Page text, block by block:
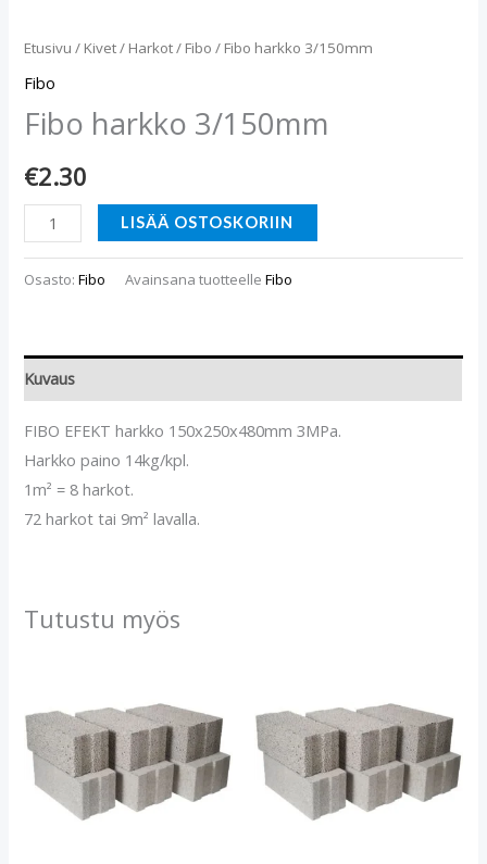
Etusivu / Kivet/ Harkot/ Fibo / Fibo harkko 3/150mm
Fibo
Fibo harkko 3/150mm
€2.30
LISÄÄ OSTOSKORIIN
Osasto:Fibo Avainsana tuotteelleFibo
Kuvaus
FIBO EFEKT harkko 150x250x480mm 3MPa.
Harkko paino 14kg/kpl.
1m² = 8 harkot.
72 harkot tai 9m² lavalla.
Tutustu myös